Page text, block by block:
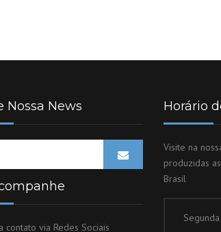
Nossa News
contato via Redes Sociais
Horário
Visite na
produzidas
Brasil
Segunda